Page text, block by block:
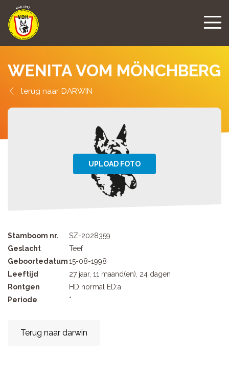
WENITA VOM MÖNCHBERG
DARWIN
Stamboom nr.
SZ-2028359
Geslacht
Teef
Geboortedatum15-08-1998
Leeftijd
27 jaar, 11 maand(en), 24 dagen
Rontgen
HD normal ED:a
Periode
*
Terug naar darwin